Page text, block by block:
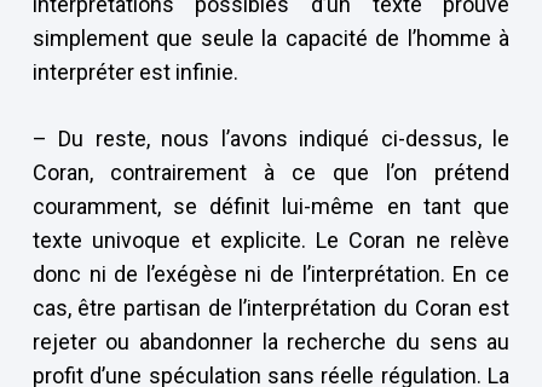
simplement que seule la capacité de l’homme à
interpréter est infinie.
– Du reste, nous l’avons indiqué ci-dessus, le
Coran, contrairement à ce que l’on prétend
couramment, se définit lui-même en tant que
texte univoque et explicite. Le Coran ne relève
donc ni de l’exégèse ni de l’interprétation. En ce
cas, être partisan de l’interprétation du Coran est
rejeter ou abandonner la recherche du sens au
profit d’une spéculation sans réelle régulation. La